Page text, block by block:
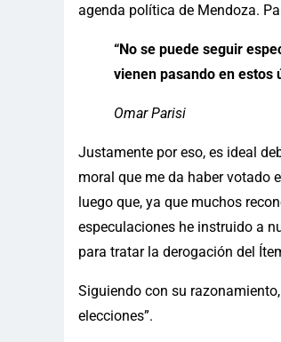
agenda política de Mendoza.
“No se puede seguir
vienen pasando en estos
Omar Parisi
Justamente por eso, es ideal
moral que me da haber votado
luego que, ya que muchos
especulaciones he instruido a
para tratar la derogación del
Siguiendo con su
elecciones”.